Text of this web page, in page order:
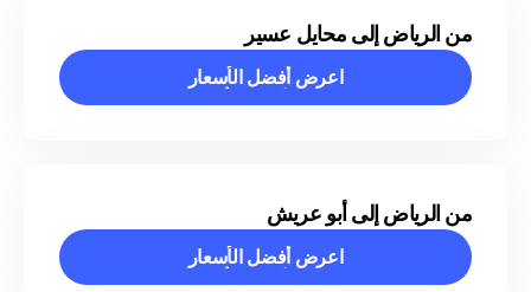
من الرياض إلى محايل عسير
اعرض أفضل الأسعار
اعرض أفضل الأسعار
من الرياض إلى أبو عريش
اعرض أفضل الأسعار
اعرض أفضل الأسعار